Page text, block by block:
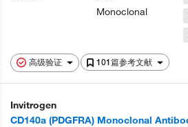
高级验证 101篇参考文献
Monoclonal
Invitrogen
CD140a (PDGFRA) Monoclonal